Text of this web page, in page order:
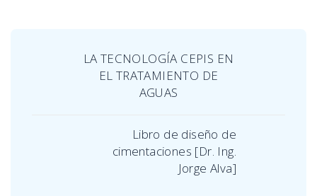
LA TECNOLOGÍA CEPIS EN
EL TRATAMIENTO DE
AGUAS
Libro de diseño de
cimentaciones [Dr. Ing.
Jorge Alva]